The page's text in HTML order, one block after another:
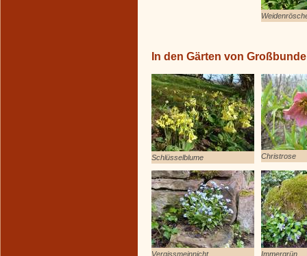
In den Gärten von
Schlüsselblume Christrose
Vergissmeinnicht Immergrün